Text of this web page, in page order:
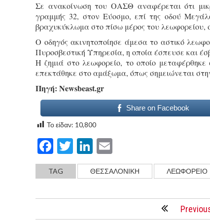
Σε ανακοίνωση του ΟΑΣΘ αναφέρεται ότι
γραμμής 32, στον Εύοσμο, επί της οδού
βραχυκύκλωμα στο πίσω μέρος του λεωφορείου,
Ο οδηγός ακινητοποίησε άμεσα το αστικό
Πυροσβεστική Υπηρεσία, η οποία έσπευσε και
Η ζημιά στο λεωφορείο, το οποίο
επεκτάθηκε στο αμάξωμα, όπως σημειώνεται
Πηγή: Newsbeast.gr
Share on Facebook
Το είδαν: 10,800
Facebook
TwitterLinkedIn
TAG ΘΕΣΣΑΛΟΝΙΚΗ ΛΕΩΦΟΡΕΙΟ